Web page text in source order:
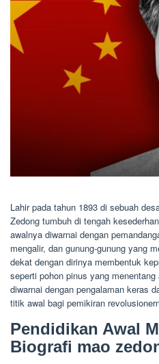
Lahir pada tahun 1893 di sebuah
Zedong tumbuh di tengah
awalnya diwarnai dengan
mengalir, dan gunung-gunung yang
dekat dengan dirinya membentuk
seperti pohon pinus yang
diwarnai dengan pengalaman keras
titik awal bagi pemikiran
Pendidikan Awal
Biografi mao